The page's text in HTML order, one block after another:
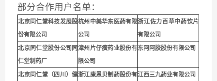
部分合作用户名单：
北京同仁堂科技发展股
份有限公司
杭州中美华东医药有限
公司
浙江佐力百草中药饮片
有限公司
北京同仁堂股份公司同
仁堂制药厂
漳州片仔癀药业股份有
限公司
东阿阿胶股份有限公司
北京同仁堂（四川）健浙江康恩贝制药股份有江西三九药业有限公司